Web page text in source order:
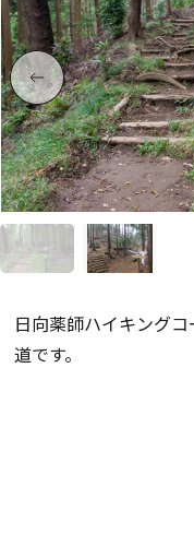
日向薬師ハイキング
道です。